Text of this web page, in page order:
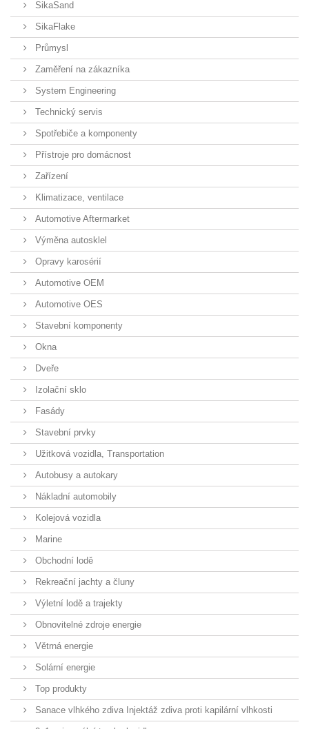
SikaSand
SikaFlake
Průmysl
Zaměření na zákazníka
System Engineering
Technický servis
Spotřebiče a komponenty
Přístroje pro domácnost
Zařízení
Klimatizace, ventilace
Automotive Aftermarket
Výměna autosklel
Opravy karosérií
Automotive OEM
Automotive OES
Stavební komponenty
Okna
Dveře
Izolační sklo
Fasády
Stavební prvky
Užitková vozidla, Transportation
Autobusy a autokary
Nákladní automobily
Kolejová vozidla
Marine
Obchodní lodě
Rekreační jachty a čluny
Výletní lodě a trajekty
Obnovitelné zdroje energie
Větrná energie
Solární energie
Top produkty
Sanace vlhkého zdiva Injektáž zdiva proti kapilární vlhkosti